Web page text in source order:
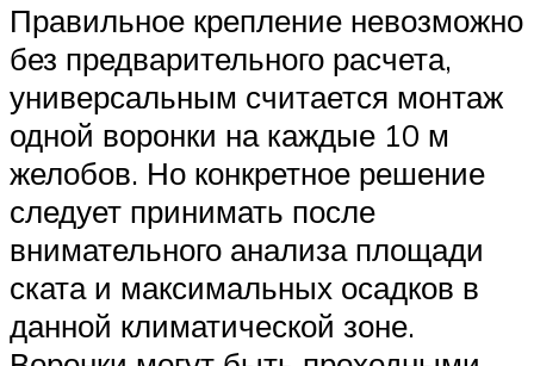
Правильное крепление невозможно
без предварительного расчета,
универсальным считается монтаж
одной воронки на каждые 10 м
желобов. Но конкретное решение
следует принимать после
внимательного анализа площади
ската и максимальных осадков в
данной климатической зоне.